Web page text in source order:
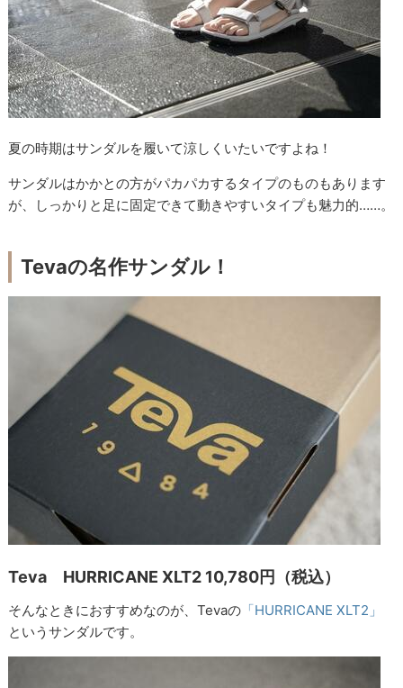
夏の時期はサンダルを履いて涼しくいたいですよね！
サンダルはかかとの方がパカパカするタイプのものもあります
が、しっかりと足に固定できて動きやすいタイプも魅力的……。
Tevaの名作サンダル！
Teva HURRICANE XLT2 10,780円（税込）
そんなときにおすすめなのが、Tevaの 「HURRICANE XLT2」
というサンダルです。